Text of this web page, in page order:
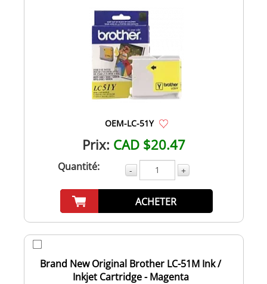
OEM-LC-51Y
Prix: CAD $20.47
Quantité: - +
ACHETER
Brand New Original Brother LC-51M Ink /
Inkjet Cartridge - Magenta